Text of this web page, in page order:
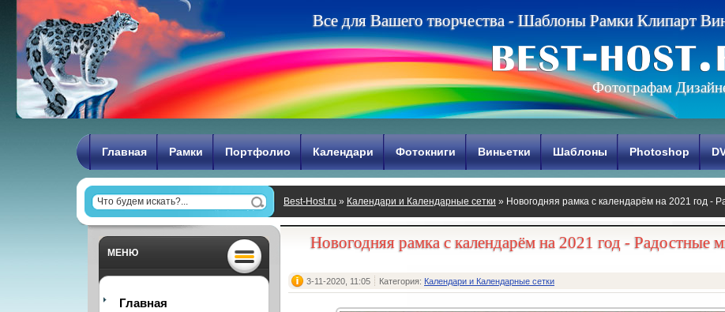
Все для Вашего творчества - Шаблоны Рамки Клипарт Ви
Фотографам
Главная Рамки Портфолио Календари Фотокниги Виньетки Шаблоны Photoshop
Best-Host.ru » Календари и Календарные сетки » Новогодняя рамка с календарём на 2021 год -
МЕНЮ
Главная
Новогодняя рамка с календарём на 2021 год - Радостные
3-11-2020, 11:05 Категория: Календари и Календарные сетки